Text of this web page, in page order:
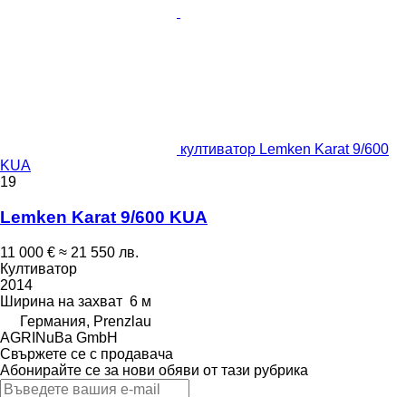
култиватор Lemken Karat 9/600
KUA
19
Lemken Karat 9/600 KUA
11 000 € ≈ 21 550 лв.
Култиватор
2014
Ширина на захват 6 м
Германия, Prenzlau
AGRINuBa GmbH
Свържете се с продавача
Абонирайте се за нови обяви от тази рубрика